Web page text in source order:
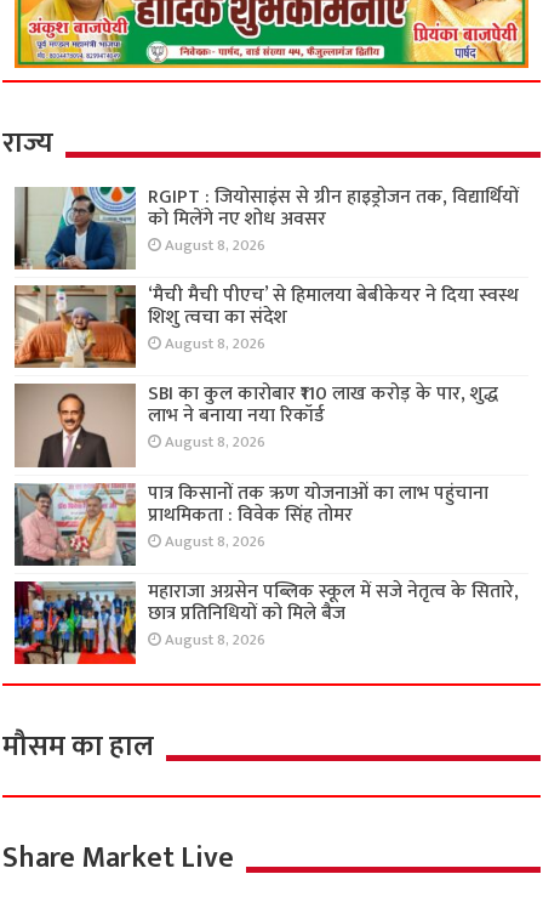
राज्य
RGIPT : जियोसाइंस से ग्रीन हाइड्रोजन तक, विद्यार्थियों
को मिलेंगे नए शोध अवसर
August 8, 2026
‘मैची मैची पीएच’ से हिमालया बेबीकेयर ने दिया स्वस्थ
शिशु त्वचा का संदेश
August 8, 2026
SBI का कुल कारोबार ₹110 लाख करोड़ के पार, शुद्ध
लाभ ने बनाया नया रिकॉर्ड
August 8, 2026
पात्र किसानों तक ऋण योजनाओं का लाभ पहुंचाना
प्राथमिकता : विवेक सिंह तोमर
August 8, 2026
महाराजा अग्रसेन पब्लिक स्कूल में सजे नेतृत्व के सितारे,
छात्र प्रतिनिधियों को मिले बैज
August 8, 2026
मौसम का हाल
Share Market Live